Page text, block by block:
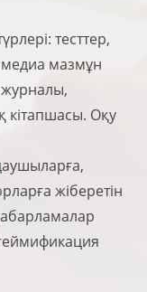
тесттер,
мазмұн
журналы,
кітапшасы. Оқу
жіберетін